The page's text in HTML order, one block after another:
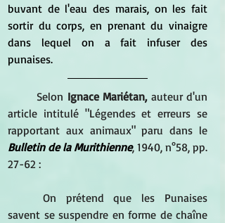
buvant de l'eau des marais, on les fait
sortir du corps, en prenant du vinaigre
dans lequel on a fait infuser des
punaises.
Selon Ignace Mariétan, auteur d'un
article intitulé "Légendes et erreurs se
Bulletin de la Murithienne, 1940, n°58, pp.
27-62 :
On prétend que les Punaises
savent se suspendre en forme de chaîne